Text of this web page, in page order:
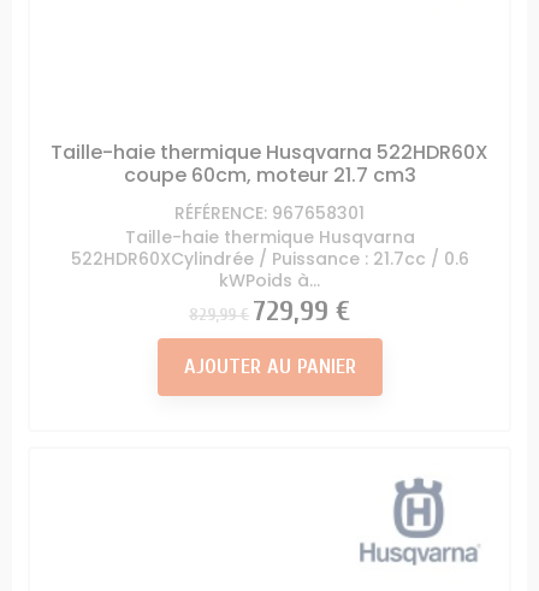
Taille-haie thermique Husqvarna 522HDR60X
coupe 60cm, moteur 21.7 cm3
RÉFÉRENCE: 967658301
Taille-haie thermique Husqvarna
522HDR60XCylindrée / Puissance : 21.7cc / 0.6
kWPoids à...
Prix
829,99 € Prix
729,99 €
AJOUTER AU PANIER